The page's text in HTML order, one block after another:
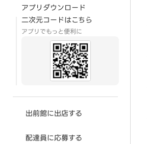
アプリダウンロード
二次元コードはこちら
アプリでもっと便利に
出前館に出店する
配達員に応募する